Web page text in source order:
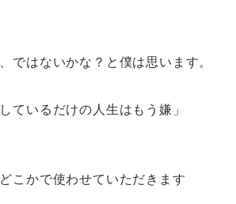
ではないかな？と僕は思います。
ているだけの人生はもう嫌」
こかで使わせていただきます